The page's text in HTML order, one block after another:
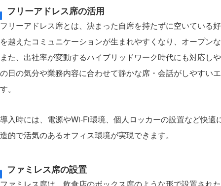
フリーアドレス席の活用
フリーアドレス席とは、決まった自席を持たずに空いている
を越えたコミュニケーションが生まれやすくなり、オープン
また、出社率が変動するハイブリッドワーク時代にも対応
の日の気分や業務内容に合わせて静かな席・会話がしやすい
す。
導入時には、電源やWi-Fi環境、個人ロッカーの設置など快
造的で活気のあるオフィス環境が実現できます。
ファミレス席の設置